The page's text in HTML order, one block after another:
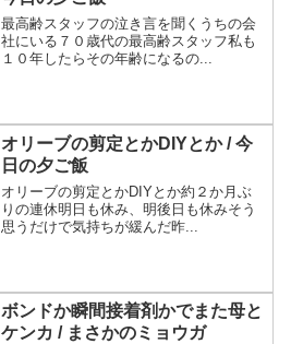
最高齢スタッフの泣き言を聞くうちの会
社にいる７０歳代の最高齢スタッフ私も
１０年したらその年齢になるの...
オリーブの剪定とかDIYとか / 今
日の夕ご飯
オリーブの剪定とかDIYとか約２か月ぶ
りの連休明日も休み、明後日も休みそう
思うだけで気持ちが緩んだ昨...
ボンドか瞬間接着剤かでまた母と
ケンカ / まさかのミョウガ